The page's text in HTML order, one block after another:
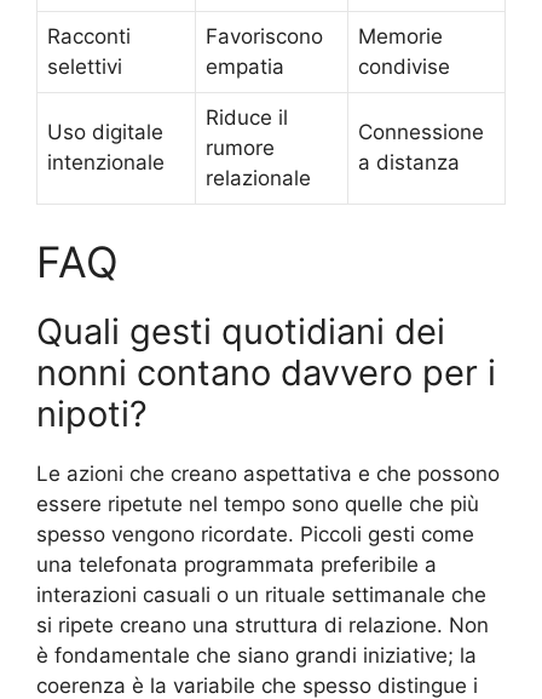
Racconti
selettivi
Favoriscono
empatia
Memorie
condivise
Uso digitale
intenzionale
Riduce il
rumore
relazionale
Connessione
a distanza
FAQ
Quali gesti quotidiani dei
nonni contano davvero per i
nipoti?
Le azioni che creano aspettativa e che possono
essere ripetute nel tempo sono quelle che più
spesso vengono ricordate. Piccoli gesti come
una telefonata programmata preferibile a
interazioni casuali o un rituale settimanale che
si ripete creano una struttura di relazione. Non
è fondamentale che siano grandi iniziative; la
coerenza è la variabile che spesso distingue i